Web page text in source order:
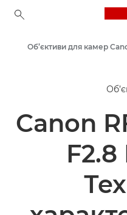
Об’єктиви для камер
Canon
F2.8